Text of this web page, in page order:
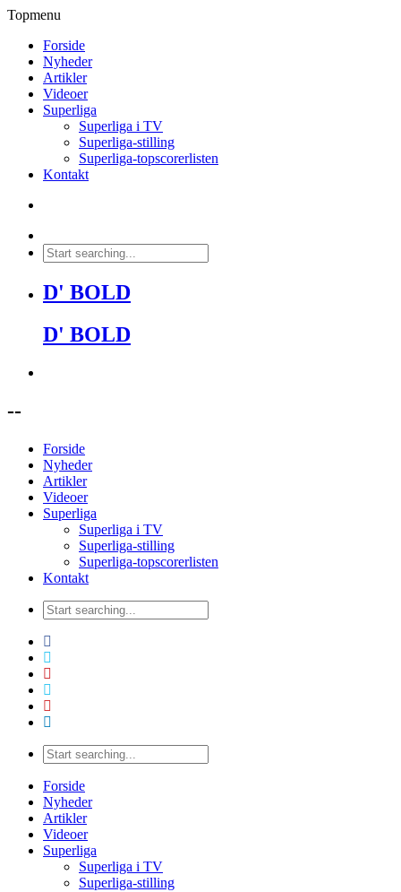
Topmenu
Forside
Nyheder
Artikler
Videoer
Superliga
Superliga i TV
Superliga-stilling
Superliga-topscorerlisten
Kontakt
D' BOLD
D' BOLD
--
Forside
Nyheder
Artikler
Videoer
Superliga
Superliga i TV
Superliga-stilling
Superliga-topscorerlisten
Kontakt
Forside
Nyheder
Artikler
Videoer
Superliga
Superliga i TV
Superliga-stilling